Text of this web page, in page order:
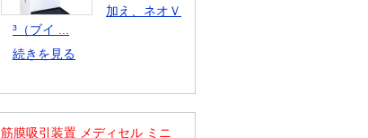
加え、ネオＶ
³（ブイ ...
続きを見る
筋膜吸引装置 メディセル ミニ